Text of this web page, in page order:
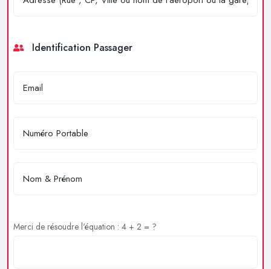
Identification Passager
Merci de résoudre l'équation : 4 + 2 = ?